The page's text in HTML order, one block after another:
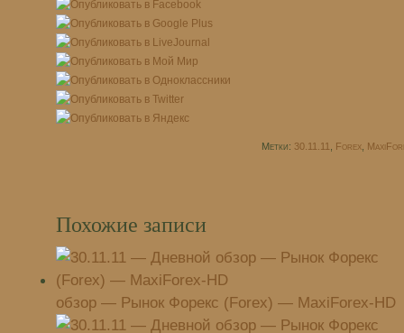
Метки: 30.11.11 Forex,
Похожие записи
обзор — Рынок Форекс (Forex) — MaxiForex-HD